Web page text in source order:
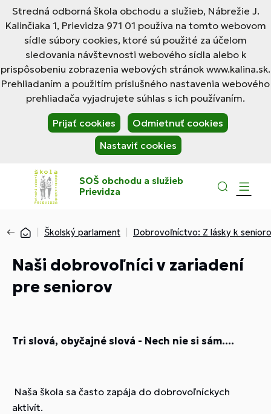
Stredná odborná škola obchodu a služieb, Nábrežie J.
Kalinčiaka 1, Prievidza 971 01 používa na tomto webovom
sídle súbory cookies, ktoré sú použité za účelom
sledovania návštevnosti webového sídla alebo k
prispôsobeniu zobrazenia webových stránok www.kalina.sk.
Prehliadaním a použitím príslušného nastavenia webového
prehliadača vyjadrujete súhlas s ich používaním.
Prijať cookies
Odmietnuť cookies
Nastaviť cookies
SOŠ obchodu a služieb
Prievidza
Školský parlament Dobrovoľníctvo: Z lásky k
Naši dobrovoľníci v zariadení
pre seniorov
Tri slová, obyčajné slová - Nech nie si sám....
Naša škola sa často zapája do dobrovoľníckych
aktivít.